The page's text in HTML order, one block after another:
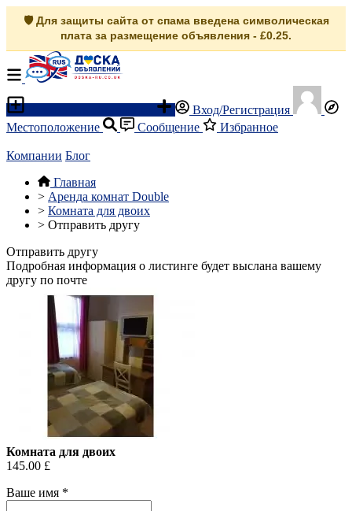
🛡️ Для защиты сайта от спама введена символическая
плата за размещение объявления - £0.25.
Вход/Регистрация
Местоположение
Сообщение Избранное
Компании Блог
Главная
> Аренда комнат Double
> Комната для двоих
> Отправить другу
Отправить другу
Подробная информация о листинге будет выслана вашему
другу по почте
Комната для двоих
145.00 £
Ваше имя *